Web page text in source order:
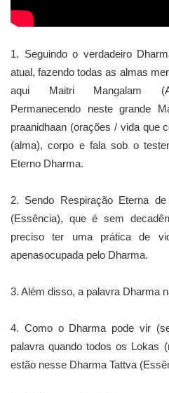
1. Seguindo o verdadeiro
atual, fazendo todas as almas
aqui Maitri Mangalam
Permanecendo neste grande
praanidhaan (orações / vida que
(alma), corpo e fala sob o
Eterno Dharma.
2. Sendo Respiração Eterna
(Essência), que é sem
preciso ter uma prática de
apenasocupada pelo Dharma.
3. Além disso, a palavra Dharma
4. Como o Dharma pode vir
palavra quando todos os Lokas
estão nesse Dharma Tattva